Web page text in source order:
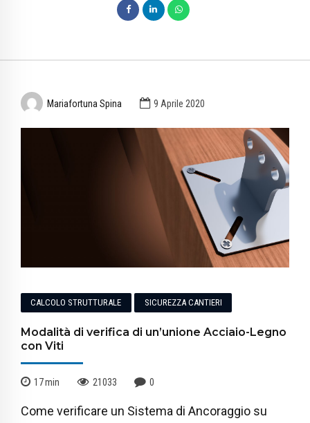
Mariafortuna Spina 9 Aprile 2020
CALCOLO STRUTTURALE SICUREZZA CANTIERI
Modalità di verifica di un’unione Acciaio-Legno
con Viti
17min 21033 0
Come verificare un Sistema di Ancoraggio su